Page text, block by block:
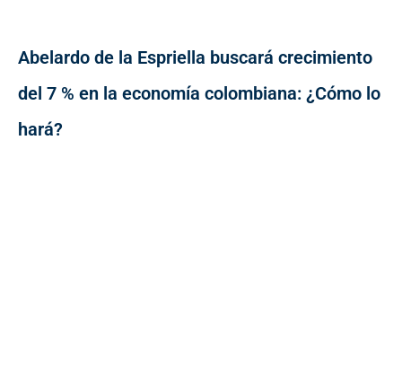
Abelardo de la Espriella buscará crecimiento
del 7 % en la economía colombiana: ¿Cómo lo
hará?